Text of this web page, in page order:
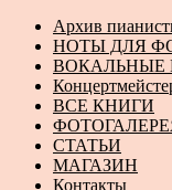
Архив
НОТЫ ДЛЯ
ВОКАЛЬНЫЕ
ВСЕ КНИГИ
СТАТЬИ
МАГАЗИН
Контакты